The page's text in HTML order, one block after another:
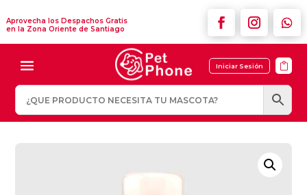
Aprovecha los Despachos Gratis
en la Zona Oriente de Santiago
Iniciar Sesión 